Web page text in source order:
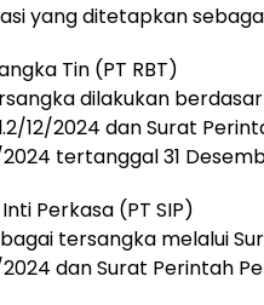
yang ditetapkan
Tin (PT RBT)
dilakukan
12/2024 dan Surat
tertanggal 31
Perkasa (PT SIP)
tersangka melalui
dan Surat Perintah